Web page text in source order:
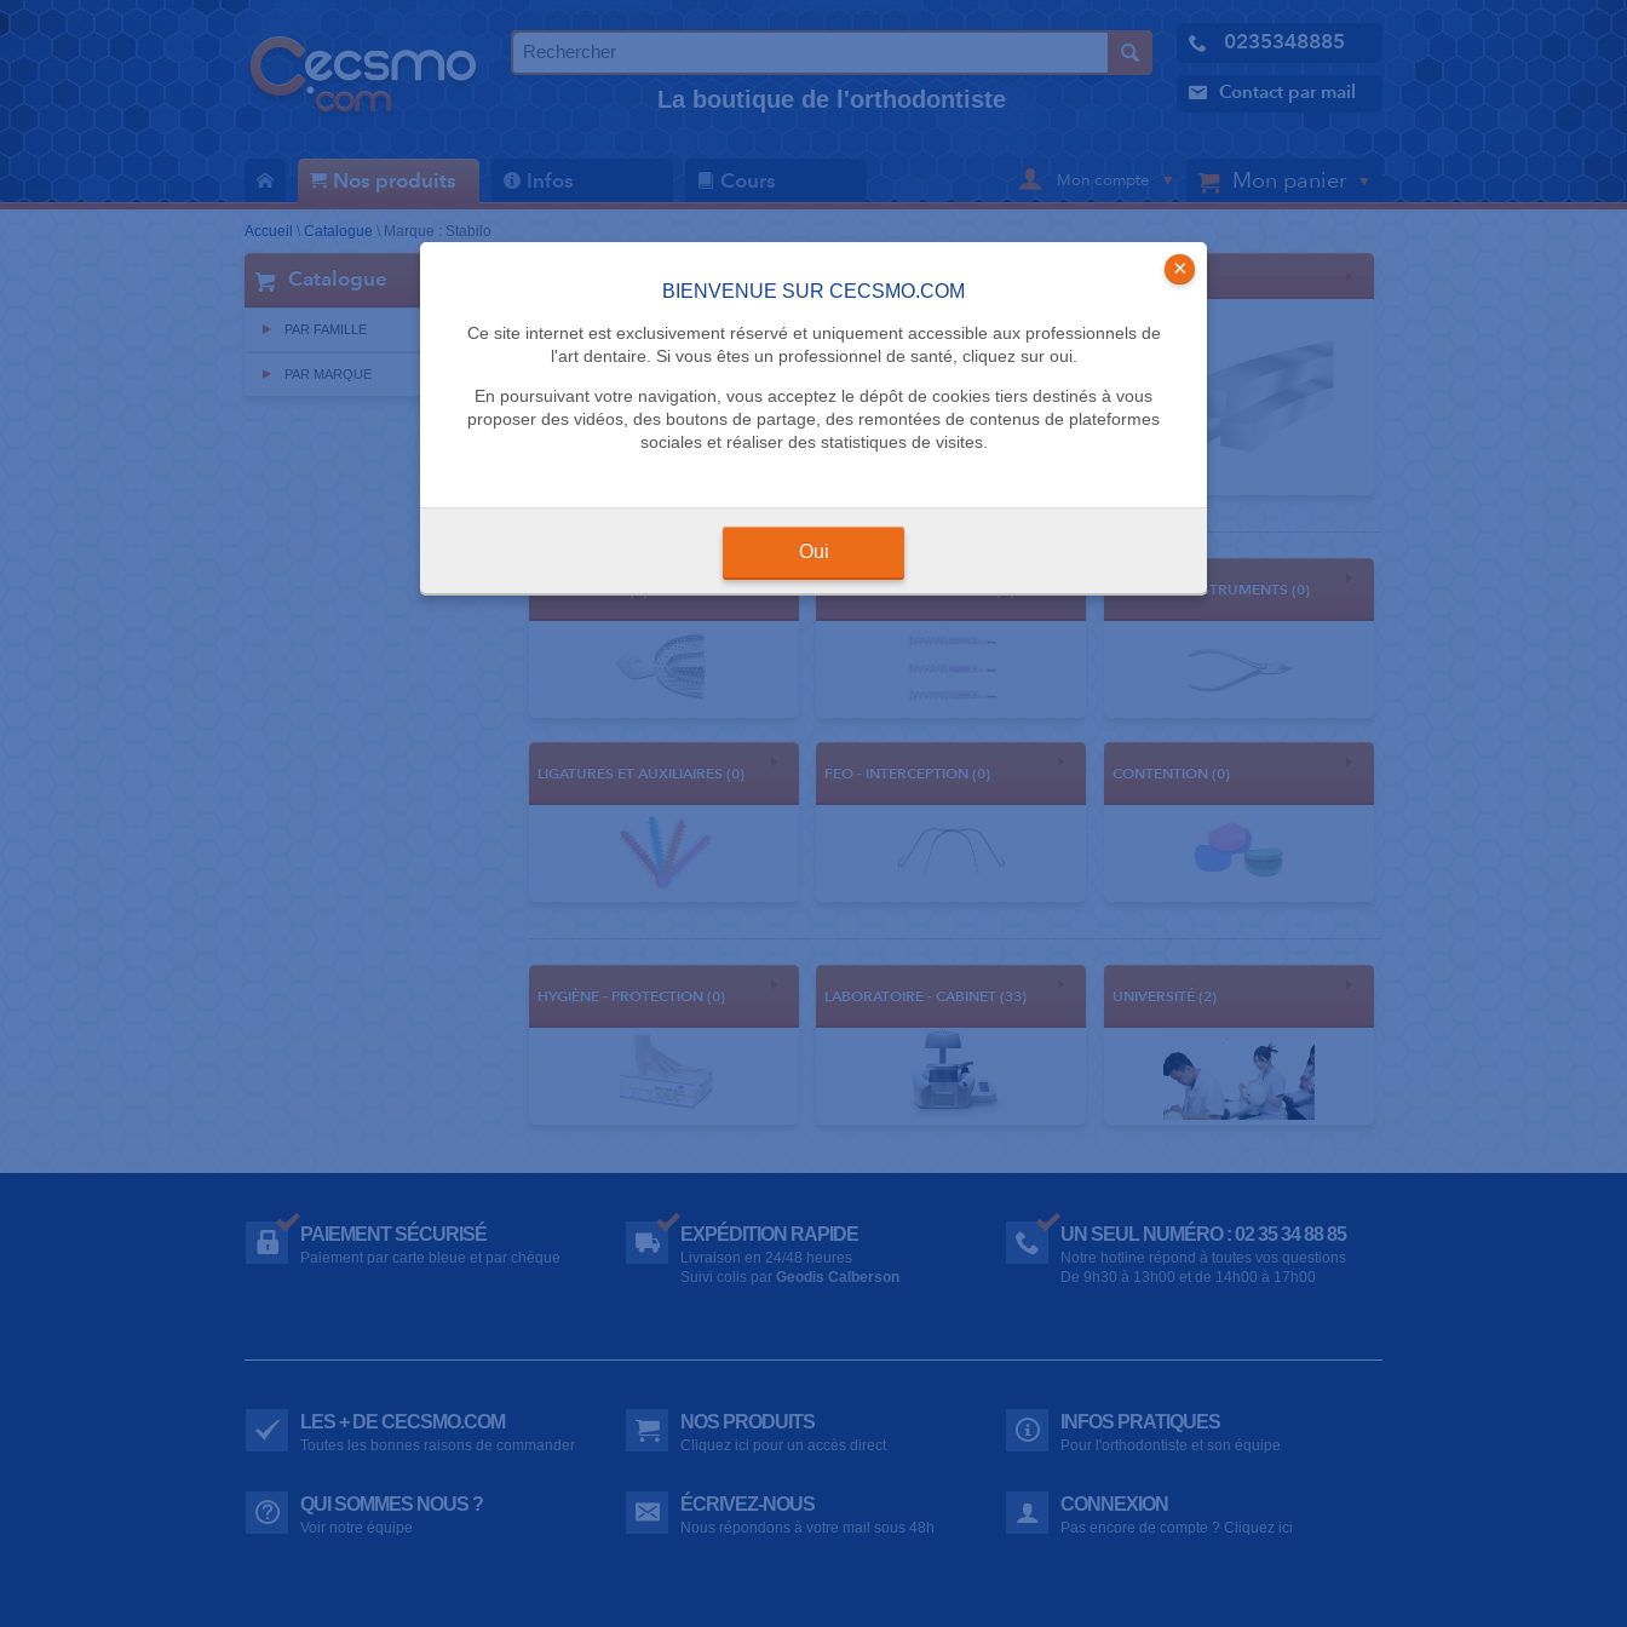
La boutique de l'orthodontiste
0235348885
Contact par mail
Nos produits Infos Cours Mon compte Mon panier
BIENVENUE SUR CECSMO.COM
Ce site internet est exclusivement réservé et uniquement accessible aux professionnels de
l'art dentaire. Si vous êtes un professionnel de santé, cliquez sur oui.
En poursuivant votre navigation, vous acceptez le dépôt de cookies tiers destinés à vous
proposer des vidéos, des boutons de partage, des remontées de contenus de plateformes
sociales et réaliser des statistiques de visites.
×
Oui
Accueil \ Catalogue \ Marque : Stabilo
Catalogue
PAR FAMILLE
PAR MARQUE
ARCS (0)
EMPREINTES (0) COLLAGE - SCELLEMENT (0) PINCES ET INSTRUMENTS (0)
LIGATURES ET AUXILIAIRES (0) FEO - INTERCEPTION (0) CONTENTION (0)
HYGIÈNE - PROTECTION (0) LABORATOIRE - CABINET (33) UNIVERSITÉ (2)
PAIEMENT SÉCURISÉ
Paiement par carte bleue et par chèque
EXPÉDITION RAPIDE
Livraison en 24/48 heures
Suivi colis par Geodis Calberson
UN SEUL NUMÉRO : 02 35 34 88 85
Notre hotline répond à toutes vos questions
De 9h30 à 13h00 et de 14h00 à 17h00
LES + DE CECSMO.COM
Toutes les bonnes raisons de commander
NOS PRODUITS
Cliquez ici pour un accès direct
INFOS PRATIQUES
Pour l'orthodontiste et son équipe
QUI SOMMES NOUS ?
Voir notre équipe
ÉCRIVEZ-NOUS
Nous répondons à votre mail sous 48h
CONNEXION
Pas encore de compte ? Cliquez ici